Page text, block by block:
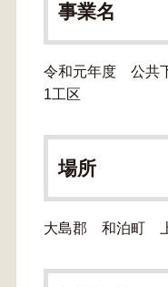
事業名
令和元年度 公共
1工区
場所
大島郡 和泊町